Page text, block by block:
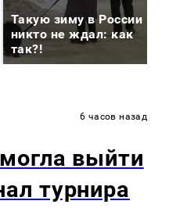
Такую зиму в России
никто не ждал: как
так?!
6 часов назад
выйти
турнира